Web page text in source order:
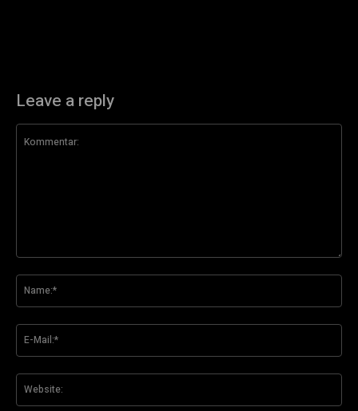
Leave a reply